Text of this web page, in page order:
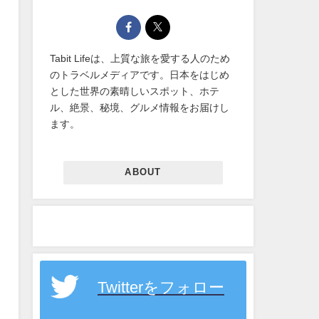
Tabit Lifeは、上質な旅を愛する人のため
のトラベルメディアです。日本をはじめ
とした世界の素晴しいスポット、ホテ
ル、絶景、秘境、グルメ情報をお届けし
ます。
ABOUT
Twitterをフォロー